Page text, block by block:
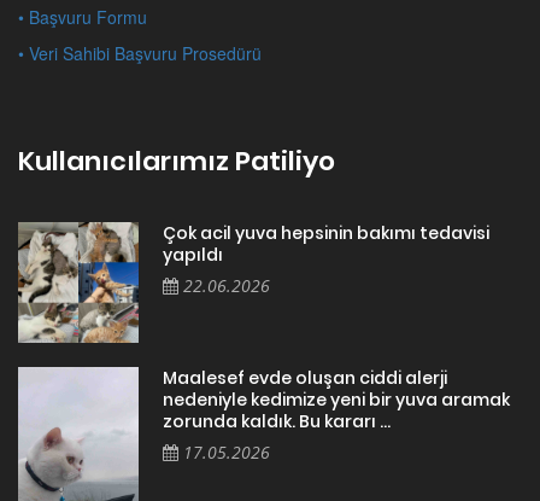
• Başvuru Formu
• Veri Sahibi Başvuru Prosedürü
Kullanıcılarımız Patiliyo
Çok acil yuva hepsinin bakımı tedavisi
yapıldı
22.06.2026
Maalesef evde oluşan ciddi alerji
nedeniyle kedimize yeni bir yuva aramak
zorunda kaldık. Bu kararı ...
17.05.2026